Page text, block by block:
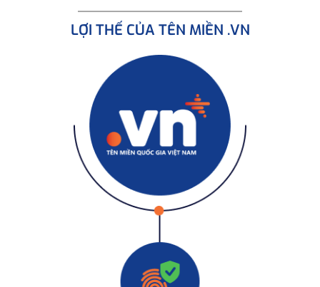
LỢI THẾ CỦA TÊN MIỀN .VN